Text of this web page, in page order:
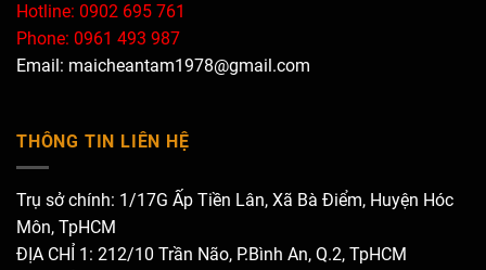
Hotline: 0902 695 761
Phone: 0961 493 987
Email: maicheantam1978@gmail.com
THÔNG TIN LIÊN HỆ
Trụ sở chính: 1/17G Ấp Tiền Lân, Xã Bà Điểm, Huyện Hóc
Môn, TpHCM
ĐỊA CHỈ 1: 212/10 Trần Não, P.Bình An, Q.2, TpHCM